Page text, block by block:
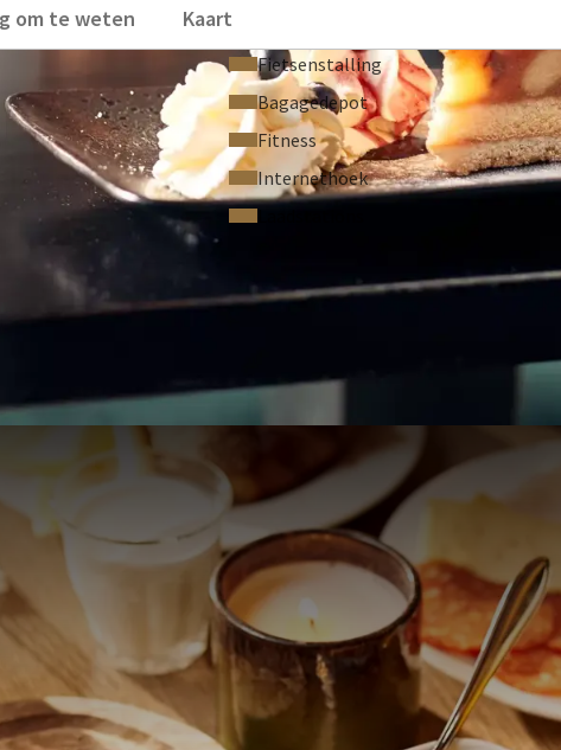
om te weten Kaart
Fietsenstalling
Bagagedepot
Fitness
Internethoek
VEELGESTELDE VRAGEN
zijn berekend op basis van een dubbele
rekenen wij een toeslag
van beschikbaarheid